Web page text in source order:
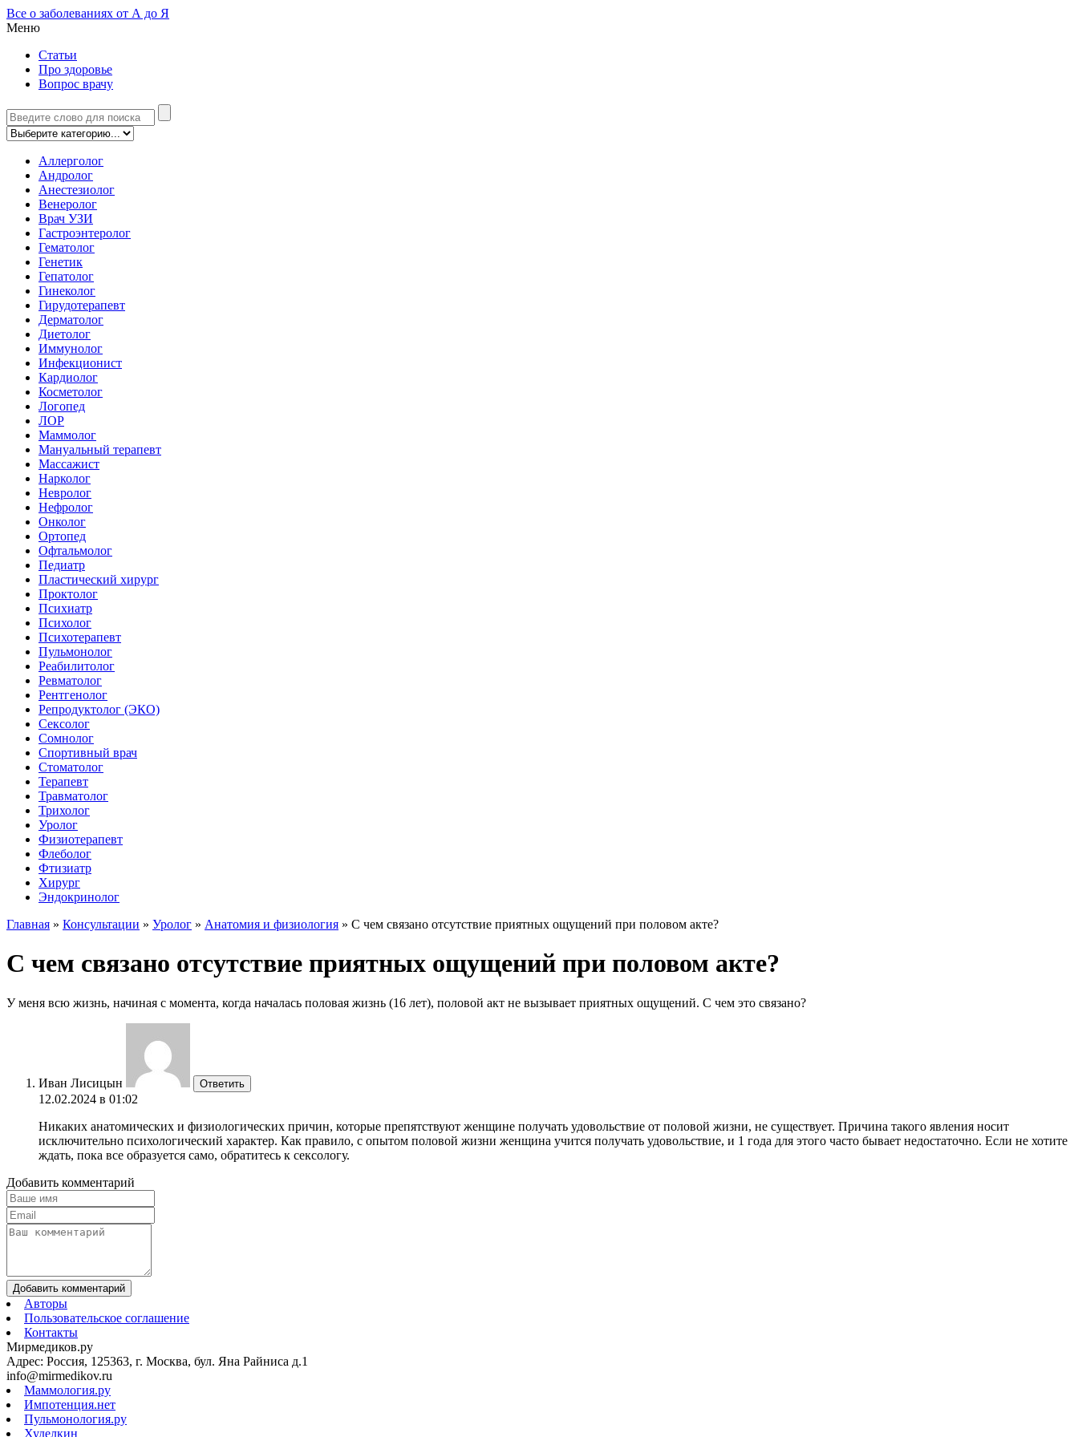
Все о заболеваниях от А до Я
Меню
Статьи
Про здоровье
Вопрос врачу
Аллерголог
Андролог
Анестезиолог
Венеролог
Врач УЗИ
Гастроэнтеролог
Гематолог
Генетик
Гепатолог
Гинеколог
Гирудотерапевт
Дерматолог
Диетолог
Иммунолог
Инфекционист
Кардиолог
Косметолог
Логопед
ЛОР
Маммолог
Мануальный терапевт
Массажист
Нарколог
Невролог
Нефролог
Онколог
Ортопед
Офтальмолог
Педиатр
Пластический хирург
Проктолог
Психиатр
Психолог
Психотерапевт
Пульмонолог
Реабилитолог
Ревматолог
Рентгенолог
Репродуктолог (ЭКО)
Сексолог
Сомнолог
Спортивный врач
Стоматолог
Терапевт
Травматолог
Трихолог
Уролог
Физиотерапевт
Флеболог
Фтизиатр
Хирург
Эндокринолог
Главная » Консультации » Уролог » Анатомия и физиология » С чем связано отсутствие приятных ощущений при половом акте?
С чем связано отсутствие приятных ощущений при половом акте?
У меня всю жизнь, начиная с момента, когда началась половая жизнь (16 лет), половой акт не вызывает приятных ощущений. С чем это связано?
Иван Лисицын Ответить
12.02.2024 в 01:02
Никаких анатомических и физиологических причин, которые препятствуют женщине получать удовольствие от половой жизни, не существует. Причина такого явления носит
исключительно психологический характер. Как правило, с опытом половой жизни женщина учится получать удовольствие, и 1 года для этого часто бывает недостаточно. Если не хотите
ждать, пока все образуется само, обратитесь к сексологу.
Добавить комментарий
Добавить комментарий
Авторы
Пользовательское соглашение
Контакты
Мирмедиков.ру
Адрес: Россия, 125363, г. Москва, бул. Яна Райниса д.1
info@mirmedikov.ru
Маммология.ру
Импотенция.нет
Пульмонология.ру
Худелкин